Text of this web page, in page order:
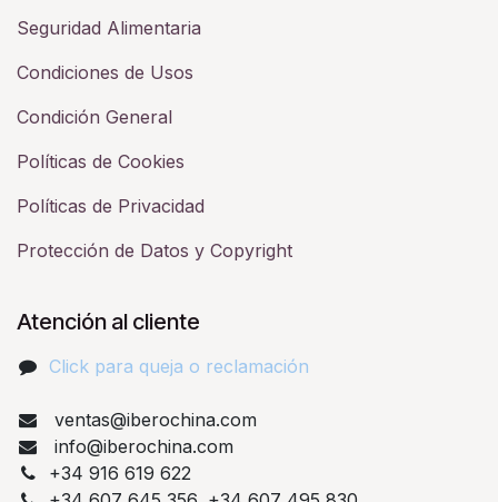
Seguridad Alimentaria
Condiciones de Usos
Condición General
Políticas de Cookies
Políticas de Privacidad
Protección de Datos y Copyright
Atención al cliente
Click para queja o reclamación​
ventas@iberochina.com
info@iberochina.com
+34 916 619 622